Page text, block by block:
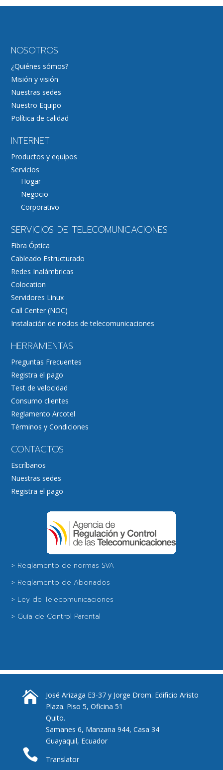
NOSOTROS
¿Quiénes sómos?
Misión y visión
Nuestras sedes
Nuestro Equipo
Política de calidad
INTERNET
Productos y equipos
Servicios
Hogar
Negocio
Corporativo
SERVICIOS DE TELECOMUNICACIONES
Fibra Óptica
Cableado Estructurado
Redes Inalámbricas
Colocation
Servidores Linux
Call Center (NOC)
Instalación de nodos de telecomunicaciones
HERRAMIENTAS
Preguntas Frecuentes
Registra el pago
Test de velocidad
Consumo clientes
Reglamento Arcotel
Términos y Condiciones
CONTACTOS
Escríbanos
Nuestras sedes
Registra el pago
> Reglamento de normas SVA
> Reglamento de Abonados
> Ley de Telecomunicaciones
> Guía de Control Parental

José Arizaga E3-37 y Jorge Drom. Edificio Aristo
Plaza. Piso 5, Oficina 51
Quito.
Samanes 6, Manzana 944, Casa 34
Guayaquil, Ecuador
 Translator